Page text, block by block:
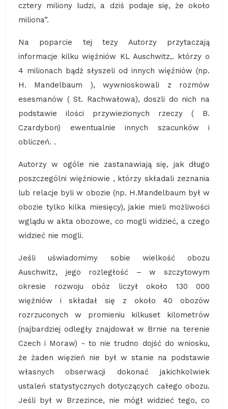
cztery miliony ludzi, a dziś podaje się, że około
miliona”.
Na poparcie tej tezy Autorzy przytaczają
informacje kilku więźniów KL Auschwitz,. którzy o
4 milionach bądź słyszeli od innych więźniów (np.
H. Mandelbaum ), wywnioskowali z rozmów
esesmanów ( St. Rachwałowa), doszli do nich na
podstawie ilości przywiezionych rzeczy ( B.
Czardybon) ewentualnie innych szacunków i
obliczeń. .
Autorzy w ogóle nie zastanawiają się, jak długo
poszczególni więźniowie , którzy składali zeznania
lub relacje byli w obozie (np. H.Mandelbaum był w
obozie tylko kilka miesięcy), jakie mieli możliwości
wglądu w akta obozowe, co mogli widzieć, a czego
widzieć nie mogli.
Jeśli uświadomimy sobie wielkość obozu
Auschwitz, jego rozległość – w szczytowym
okresie rozwoju obóz liczył około 130 000
więźniów i składał się z około 40 obozów
rozrzuconych w promieniu kilkuset kilometrów
(najbardziej odległy znajdował w Brnie na terenie
Czech i Moraw) - to nie trudno dojść do wniosku,
że żaden więzień nie był w stanie na podstawie
własnych obserwacji dokonać jakichkolwiek
ustaleń statystycznych dotyczących całego obozu.
Jeśli był w Brzezince, nie mógł widzieć tego, co